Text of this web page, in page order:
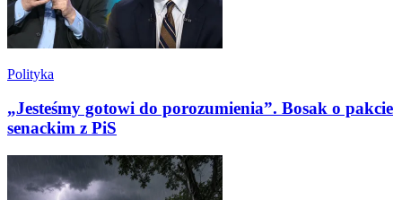
Polityka
„Jesteśmy gotowi do porozumienia”. Bosak o pakcie
senackim z PiS